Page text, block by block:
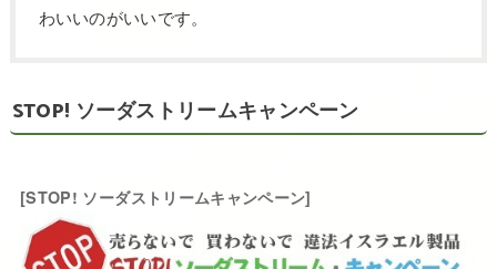
わいいのがいいです。
STOP! ソーダストリームキャンペーン
[STOP! ソーダストリームキャンペーン]